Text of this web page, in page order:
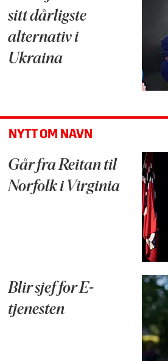
sitt dårligste
alternativ i
Ukraina
NYTT OM NAVN
Går fra Reitan til
Norfolk i Virginia
Blir sjef for E-
tjenesten